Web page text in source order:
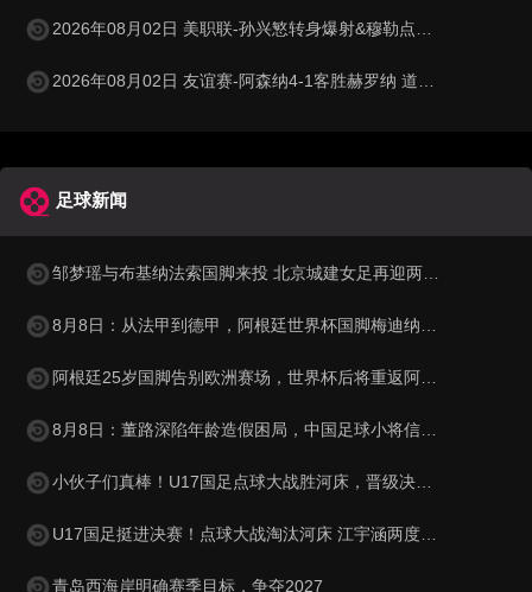
2026年08月02日 美职联-孙兴慜转身爆射&穆勒点射破门 温哥华白浪1-1洛杉矶
2026年08月02日 友谊赛-阿森纳4-1客胜赫罗纳 道曼传射措利斯破门热苏斯替补建功
足球新闻
邹梦瑶与布基纳法索国脚来投 北京城建女足再迎两名强援
8月8日：从法甲到德甲，阿根廷世界杯国脚梅迪纳2500万欧转会勒沃库森
阿根廷25岁国脚告别欧洲赛场，世界杯后将重返阿超！
8月8日：董路深陷年龄造假困局，中国足球小将信任危机何解？
小伙子们真棒！U17国足点球大战胜河床，晋级决赛再遇阿森纳
U17国足挺进决赛！点球大战淘汰河床 江宇涵两度扑救 再与阿森纳交锋
青岛西海岸明确赛季目标，争夺2027